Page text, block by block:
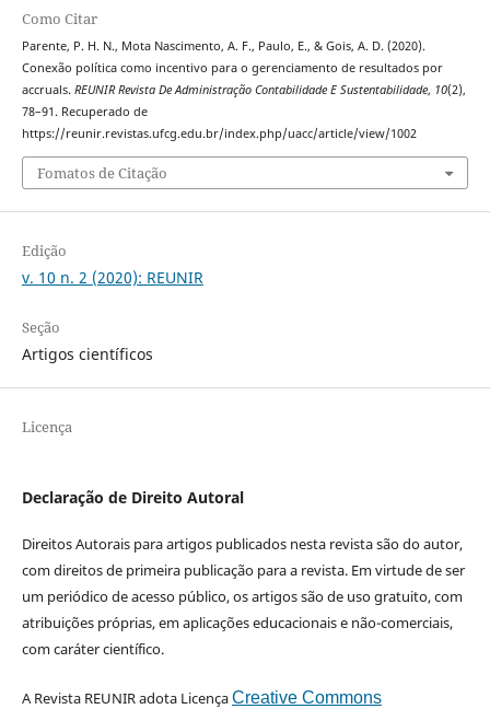
Como Citar
Parente, P. H. N., Mota Nascimento, A. F., Paulo, E., & Gois, A. D. (2020).
Conexão política como incentivo para o gerenciamento de resultados por
accruals. REUNIR Revista De Administração Contabilidade E Sustentabilidade, 10(2),
78–91. Recuperado de
https://reunir.revistas.ufcg.edu.br/index.php/uacc/article/view/1002
Fomatos de Citação
Edição
v. 10 n. 2 (2020): REUNIR
Seção
Artigos científicos
Licença
Declaração de Direito Autoral
Direitos Autorais para artigos publicados nesta revista são do autor,
com direitos de primeira publicação para a revista. Em virtude de ser
um periódico de acesso público, os artigos são de uso gratuito, com
atribuições próprias, em aplicações educacionais e não-comerciais,
com caráter científico.
A Revista REUNIR adota LicençaCreative Commons